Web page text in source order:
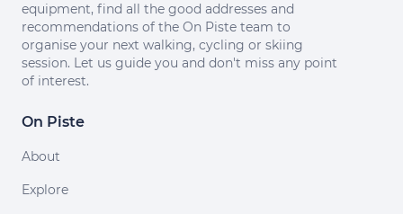
equipment, find all the good addresses and
recommendations of the On Piste team to
organise your next walking, cycling or skiing
session. Let us guide you and don't miss any point
of interest.
On Piste
About
Explore